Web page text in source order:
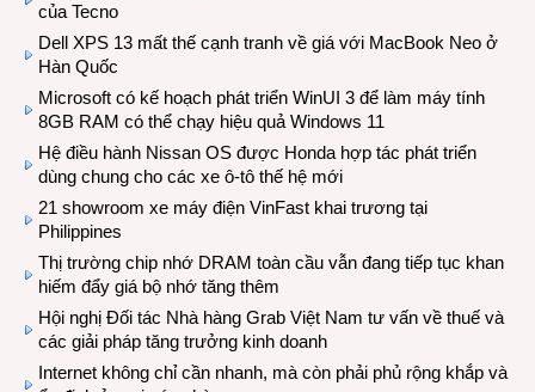
của Tecno
Dell XPS 13 mất thế cạnh tranh về giá với MacBook Neo ở
Hàn Quốc
Microsoft có kế hoạch phát triển WinUI 3 để làm máy tính
8GB RAM có thể chạy hiệu quả Windows 11
Hệ điều hành Nissan OS được Honda hợp tác phát triển
dùng chung cho các xe ô-tô thế hệ mới
21 showroom xe máy điện VinFast khai trương tại
Philippines
Thị trường chip nhớ DRAM toàn cầu vẫn đang tiếp tục khan
hiếm đẩy giá bộ nhớ tăng thêm
Hội nghị Đối tác Nhà hàng Grab Việt Nam tư vấn về thuế và
các giải pháp tăng trưởng kinh doanh
Internet không chỉ cần nhanh, mà còn phải phủ rộng khắp và